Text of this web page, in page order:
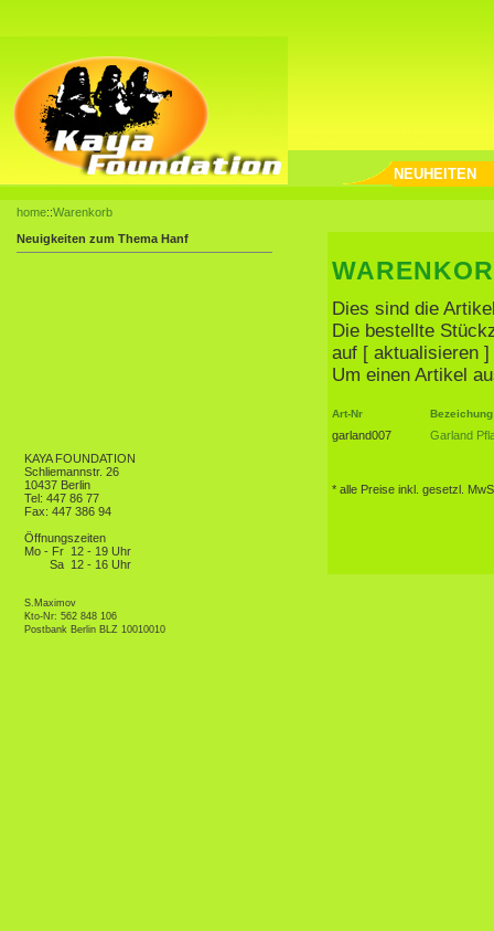
NEUHEITEN
home::Warenkorb
Neuigkeiten zum Thema Hanf
Dies sind die
Die bestellte
auf [ aktualisieren
Um einen Artikel
Art-Nr Bezeichung
garland007 Garland
* alle Preise inkl. gesetzl.
KAYA FOUNDATION
Schliemannstr. 26
10437 Berlin
Tel: 447 86 77
Fax: 447 386 94
Öffnungszeiten
Mo - Fr 12 - 19 Uhr
Sa 12 - 16 Uhr
S.Maximov
Kto-Nr: 562 848 106
Postbank Berlin BLZ 10010010